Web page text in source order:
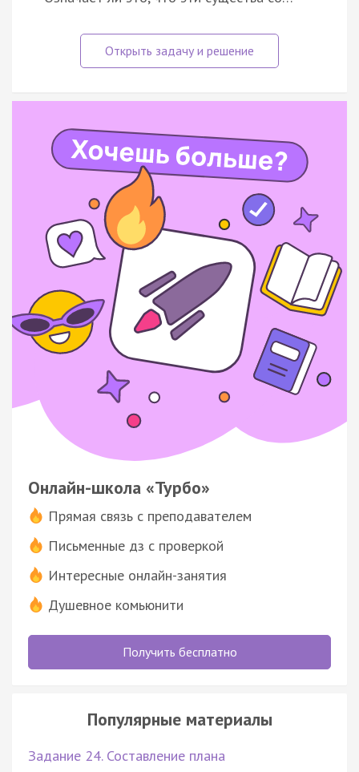
Онлайн-школа «Турбо»
Прямая связь с преподавателем
Письменные дз с проверкой
Интересные онлайн-занятия
Душевное комьюнити
Получить бесплатно
Популярные материалы
Задание 24. Составление плана